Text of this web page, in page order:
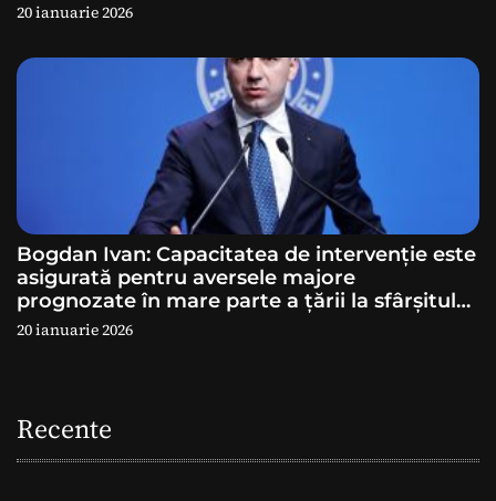
20 ianuarie 2026
Bogdan Ivan: Capacitatea de intervenție este
asigurată pentru aversele majore
prognozate în mare parte a ţării la sfârșitul
săptămânii
20 ianuarie 2026
Recente